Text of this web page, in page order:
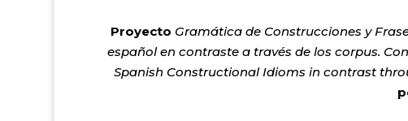
Proyecto Gramática de Construcciones y
español en contraste a través de los corpus.
Spanish Constructional Idioms in contrast